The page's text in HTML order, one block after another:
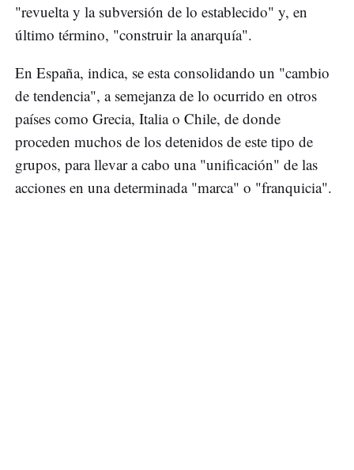
"revuelta y la subversión de lo establecido" y, en
último término, "construir la anarquía".
En España, indica, se esta consolidando un "cambio
de tendencia", a semejanza de lo ocurrido en otros
países como Grecia, Italia o Chile, de donde
proceden muchos de los detenidos de este tipo de
grupos, para llevar a cabo una "unificación" de las
acciones en una determinada "marca" o "franquicia".